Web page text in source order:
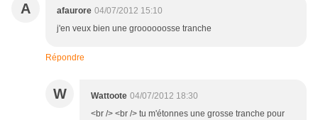
A afaurore 04/07/2012 15:10
j'en veux bien une groooooosse tranche
Répondre
W Wattoote 04/07/2012 18:30
<br /> <br /> tu m'étonnes une grosse tranche pour